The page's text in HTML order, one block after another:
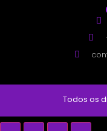
Todos os